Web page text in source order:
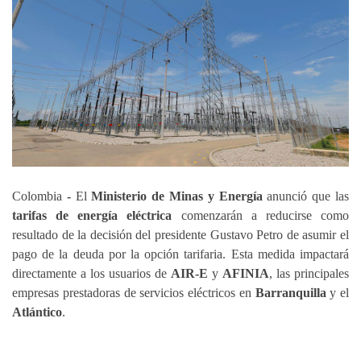
Colombia - ElMinisterio de Minas y Energía anunció que las
tarifas de energía eléctrica comenzarán a reducirse como
resultado de la decisión del presidente Gustavo Petro de asumir el
pago de la deuda por la opción tarifaria. Esta medida impactará
directamente a los usuarios de AIR-E y AFINIA, las principales
empresas prestadoras de servicios eléctricos en Barranquilla y el
Atlántico.